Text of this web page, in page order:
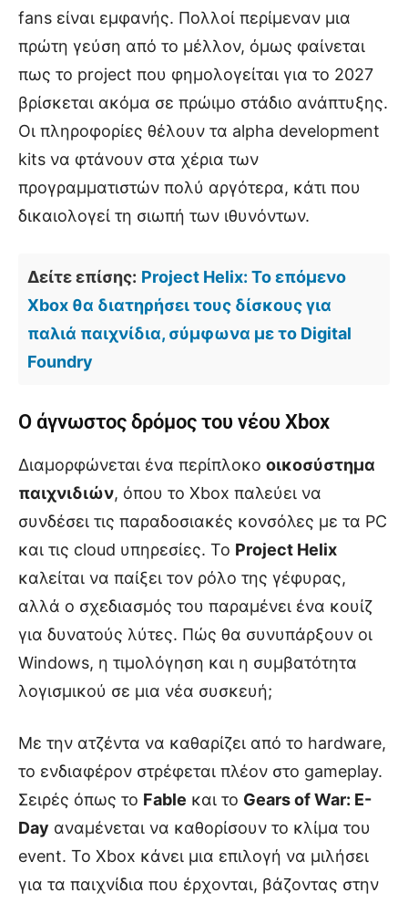
fans είναι εμφανής. Πολλοί περίμεναν μια
πρώτη γεύση από το μέλλον, όμως φαίνεται
πως το project που φημολογείται για το 2027
βρίσκεται ακόμα σε πρώιμο στάδιο ανάπτυξης.
Οι πληροφορίες θέλουν τα alpha development
kits να φτάνουν στα χέρια των
προγραμματιστών πολύ αργότερα, κάτι που
δικαιολογεί τη σιωπή των ιθυνόντων.
Δείτε επίσης: Project Helix: Το επόμενο
Xbox θα διατηρήσει τους δίσκους για
παλιά παιχνίδια, σύμφωνα με το Digital
Foundry
Ο άγνωστος δρόμος του νέου Xbox
Διαμορφώνεται ένα περίπλοκο οικοσύστημα
παιχνιδιών, όπου το Xbox παλεύει να
συνδέσει τις παραδοσιακές κονσόλες με τα PC
και τις cloud υπηρεσίες. Το Project Helix
καλείται να παίξει τον ρόλο της γέφυρας,
αλλά ο σχεδιασμός του παραμένει ένα κουίζ
για δυνατούς λύτες. Πώς θα συνυπάρξουν οι
Windows, η τιμολόγηση και η συμβατότητα
λογισμικού σε μια νέα συσκευή;
Με την ατζέντα να καθαρίζει από το hardware,
το ενδιαφέρον στρέφεται πλέον στο gameplay.
Σειρές όπως το Fable και το Gears of War: E-
Day αναμένεται να καθορίσουν το κλίμα του
event. Το Xbox κάνει μια επιλογή να μιλήσει
για τα παιχνίδια που έρχονται, βάζοντας στην